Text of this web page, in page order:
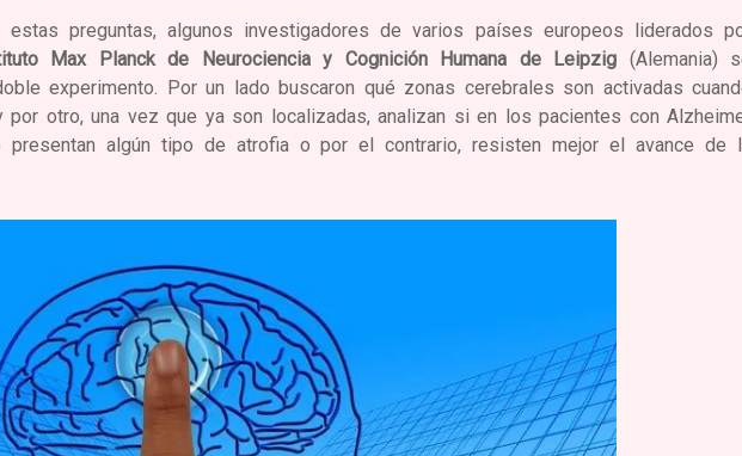
estas preguntas, algunos investigadores de varios países europeos liderados
Max Planck de Neurociencia y Cognición Humana de Leipzig (Alemania)
experimento. Por un lado buscaron qué zonas cerebrales son activadas
por otro, una vez que ya son localizadas, analizan si en los pacientes con
presentan algún tipo de atrofia o por el contrario, resisten mejor el avance de